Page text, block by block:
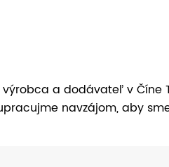
výrobca a dodávateľ v Číne
navzájom, aby